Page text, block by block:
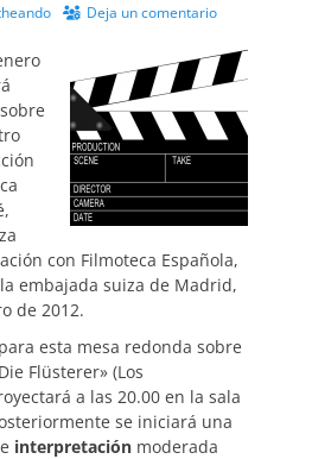
Deja un comentario
con Filmoteca Española,
embajada suiza de Madrid,
de 2012.
esta mesa redonda sobre
Flüsterer» (Los
a las 20.00 en la sala
se iniciará una
interpretación moderada